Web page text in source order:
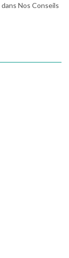
dans Nos Conseils